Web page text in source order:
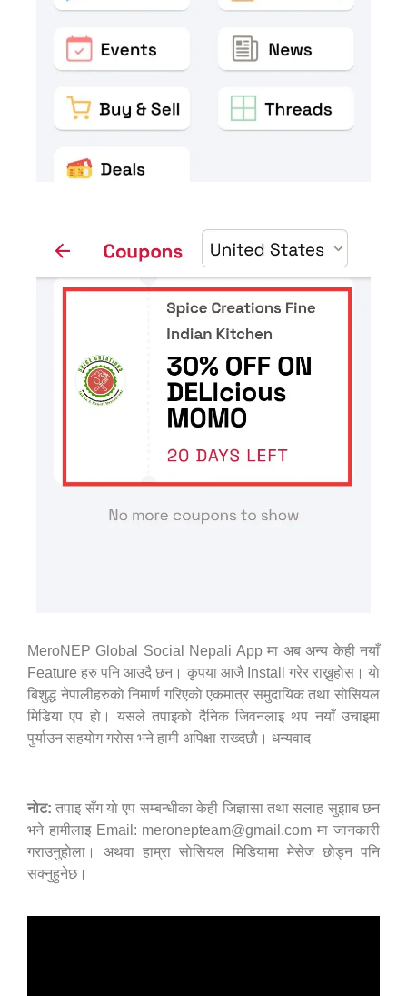
MeroNEP Global Social Nepali App मा अब अन्य केही नयाँ
Feature हरु पनि आउदै छन। कृपया आजै Install गरेर राख्नुहाेस। याे
बिशुद्ध नेपालीहरुकाे निमार्ण गरिएकाे एकमात्र समुदायिक तथा साेसियल
मिडिया एप हाे। यसले तपाइकाे दैनिक जिवनलाइ थप नयाँ उचाइमा
पुर्याउन सहयाेग गराेस भने हामी अपिक्षा राख्दछाै। धन्यवाद
नाेट: तपाइ सँग याे एप सम्बन्धीका केही जिज्ञासा तथा सलाह सुझाब छन
भने हामीलाइ Email: meronepteam@gmail.com मा जानकारी
गराउनुहाेला। अथवा हाम्रा साेसियल मिडियामा मेसेज छाेड्न पनि
सक्नुहुनेछ।